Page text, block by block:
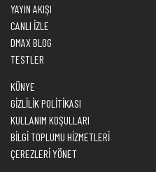
YAYIN AKIŞI
CANLI İZLE
DMAX BLOG
TESTLER
KÜNYE
GİZLİLİK POLİTİKASI
KULLANIM KOŞULLARI
BİLGİ TOPLUMU HİZMETLERİ
ÇEREZLERİ YÖNET